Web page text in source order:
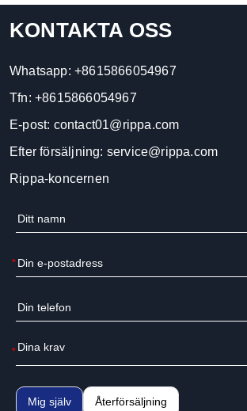
KONTAKTA OSS
Whatsapp: +8615866054967
Tfn: +8615866054967
E-post: contact01@rippa.com
Efter försäljning: service@rippa.com
Rippa-koncernen
*
*
Mig själv Återförsäljning